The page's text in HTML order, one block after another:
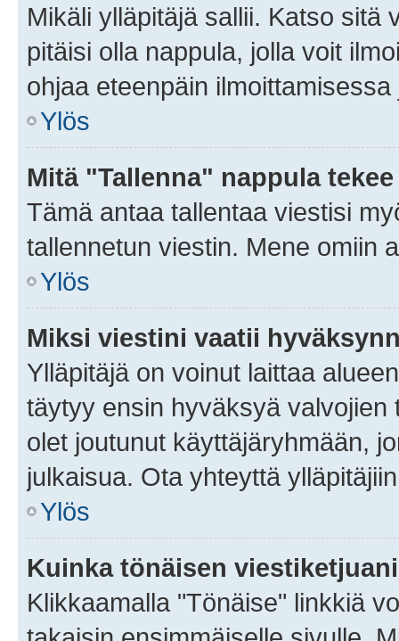
Mikäli ylläpitäjä sallii. Katso sitä
pitäisi olla nappula, jolla voit
ohjaa eteenpäin
Ylös
Mitä "Tallenna" nappula
Tämä antaa tallentaa viestisi
tallennetun viestin. Mene omiin
Ylös
Miksi viestini vaatii
Ylläpitäjä on voinut laittaa
täytyy ensin hyväksyä
olet joutunut käyttäjäryhmään,
julkaisua. Ota yhteyttä
Ylös
Kuinka tönäisen
Klikkaamalla "Tönäise" linkkiä